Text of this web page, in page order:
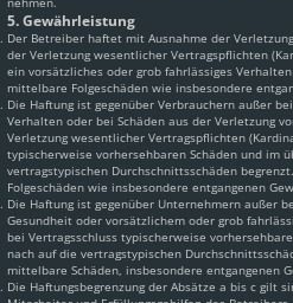
5. Gewährleistung
Der Betreiber haftet mit Ausnahme der
der Verletzung wesentlicher Vertragspflichten
ein vorsätzliches oder grob fahrlässiges
mittelbare Folgeschäden wie insbesondere
Die Haftung ist gegenüber Verbrauchern außer
Verhalten oder bei Schäden aus der Verletzung
Verletzung wesentlicher Vertragspflichten
typischerweise vorhersehbaren Schäden und im
vertragstypischen Durchschnittsschäden
Folgeschäden wie insbesondere entgangenen
Die Haftung ist gegenüber Unternehmern außer
Gesundheit oder vorsätzlichem oder grob
bei Vertragsschluss typischerweise
nach auf die vertragstypischen
mittelbare Schäden, insbesondere entgangenen
Die Haftungsbegrenzung der Absätze a bis c gilt